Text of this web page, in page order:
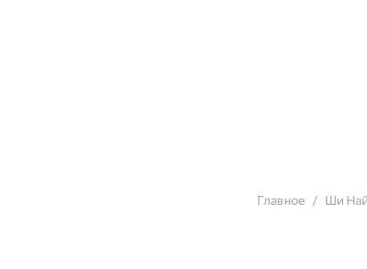
Главное Ши